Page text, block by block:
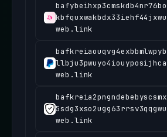
web.link
web.link
web.link